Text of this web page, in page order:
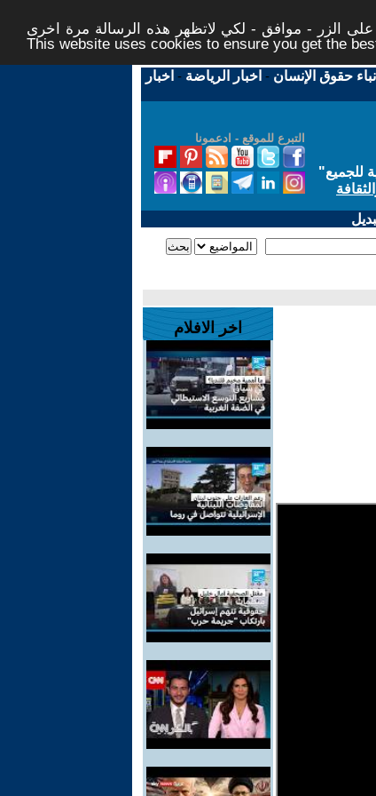
الزر - موافق - لكي لاتظهر هذه الرسالة مرة اخرى -
This website uses cookies to ensure you get the
حقوق الإنسان - اخبار الرياضة - اخبار
التبرع للموقع - ادعمونا
للجميع"
اخر الافلام